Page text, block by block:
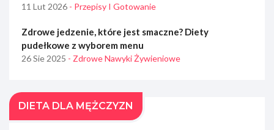
11 Lut 2026 - Przepisy I Gotowanie
Zdrowe jedzenie, które jest smaczne? Diety
pudełkowe z wyborem menu
26 Sie 2025 - Zdrowe Nawyki Żywieniowe
DIETA DLA MĘŻCZYZN